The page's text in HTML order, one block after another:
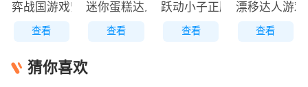
弈战国游戏安装包
查看
迷你蛋糕达人原版
查看
跃动小子正版
查看
漂移达人游
查看
猜你喜欢